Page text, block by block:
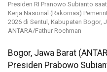
Presiden RI Pranowo Subianto
Kerja Nasional (Rakornas)
2026 di Sentul, Kabupaten Bogor,
ANTARA/Fathur Rochman
Bogor, Jawa Barat
Presiden Prabowo